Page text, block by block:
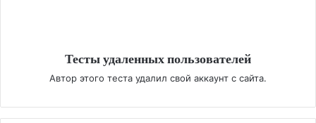
Тесты удаленных пользователей
Автор этого теста удалил свой аккаунт с сайта.